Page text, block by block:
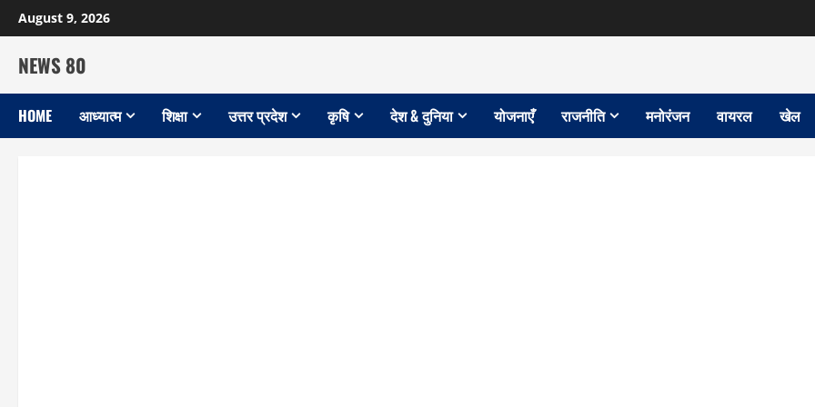
Skip
to
content
August 9, 2026
NEWS 80
HOME आध्यात्म शिक्षा उत्तर प्रदेश कृषि देश & दुनिया योजनाएँ राजनीति मनोरंजन वायरल खेल